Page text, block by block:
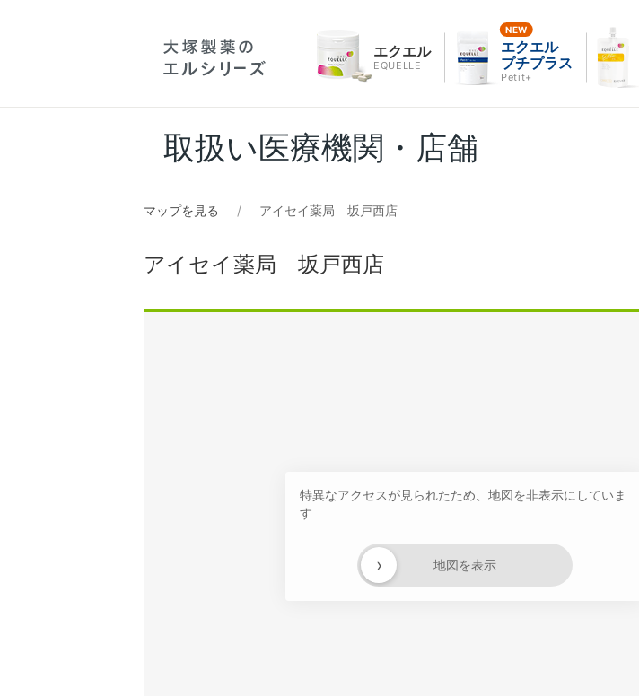
エクエル
EQUELLE
エクエル
プチプラス
Petit+
取扱い医療機関・店舗
マップを見る アイセイ薬局 坂戸西店
アイセイ薬局 坂戸西店
特異なアクセスが見られたため、地図を非表示にしていま
す
地図を表示
›